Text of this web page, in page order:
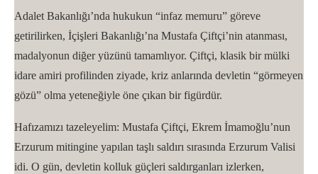
Adalet Bakanlığı’nda hukukun “infaz memuru” göreve
getirilirken, İçişleri Bakanlığı’na Mustafa Çiftçi’nin atanması,
madalyonun diğer yüzünü tamamlıyor. Çiftçi, klasik bir mülki
idare amiri profilinden ziyade, kriz anlarında devletin “görmeyen
gözü” olma yeteneğiyle öne çıkan bir figürdür.
Hafızamızı tazeleyelim: Mustafa Çiftçi, Ekrem İmamoğlu’nun
Erzurum mitingine yapılan taşlı saldırı sırasında Erzurum Valisi
idi. O gün, devletin kolluk güçleri saldırganları izlerken,